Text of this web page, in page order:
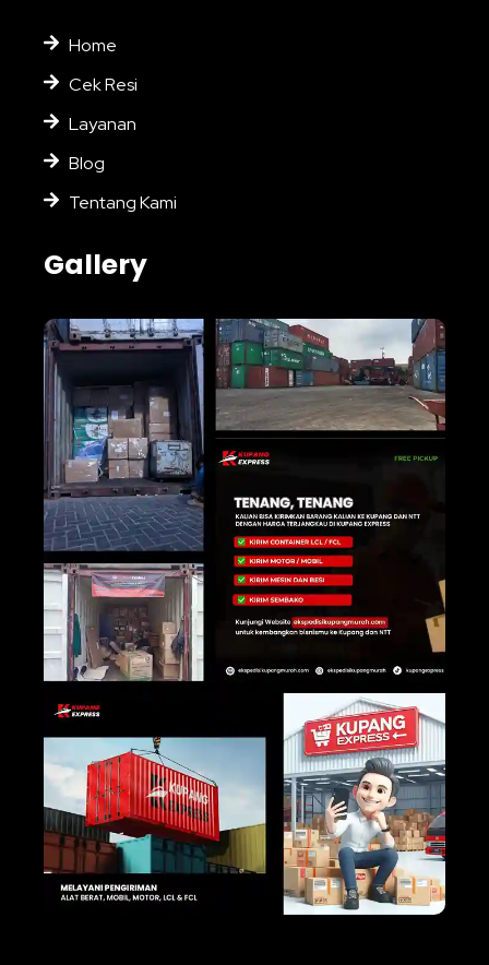
Home
Cek Resi
Layanan
Blog
Tentang Kami
Gallery